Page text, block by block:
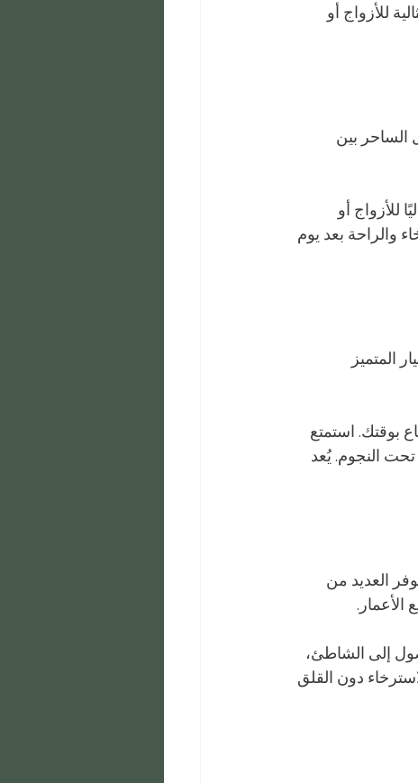
للأزواج أو
الساحر بين
للأزواج أو
والراحة بعد يوم
المتميز
بوقتك. استمتع
النجوم. يُعد
العديد من
إلى الشاطئ،
دون القلق